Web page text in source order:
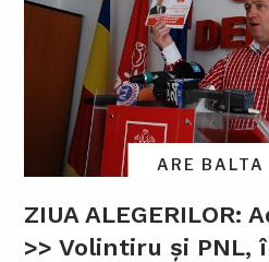
ARE BALTA
ZIUA ALEGERILOR:
>> Volintiru și PNL,